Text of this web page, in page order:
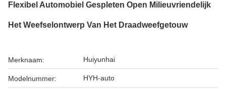
Flexibel Automobiel Gespleten Open Milieuvriendelijk
Het Weefselontwerp Van Het Draadweefgetouw
Merknaam: Huiyunhai
Modelnummer: HYH-auto